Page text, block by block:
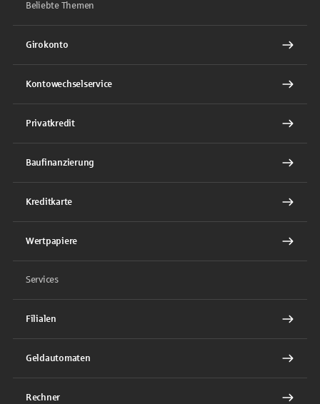
Beliebte Themen
Girokonto
Kontowechselservice
Privatkredit
Baufinanzierung
Kreditkarte
Wertpapiere
Services
Filialen
Geldautomaten
Rechner